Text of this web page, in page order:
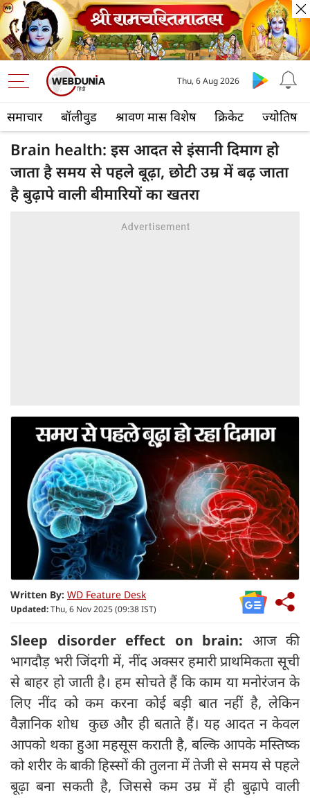
समाचार बॉलीवुड श्रावण मास विशेष क्रिकेट ज्योतिष
Thu, 6 Aug 2026
Brain health: इस आदत से इंसानी दिमाग हो
जाता है समय से पहले बूढ़ा, छोटी उम्र में बढ़ जाता
है बुढ़ापे वाली बीमारियों का खतरा
Written By: WD Feature Desk
Updated:Thu, 6 Nov 2025 (09:38 IST)
Sleep disorder effect on brain: आज की
भागदौड़ भरी जिंदगी में, नींद अक्सर हमारी प्राथमिकता सूची
से बाहर हो जाती है। हम सोचते हैं कि काम या मनोरंजन के
लिए नींद को कम करना कोई बड़ी बात नहीं है, लेकिन
वैज्ञानिक शोध कुछ और ही बताते हैं। यह आदत न केवल
आपको थका हुआ महसूस कराती है, बल्कि आपके मस्तिष्क
को शरीर के बाकी हिस्सों की तुलना में तेजी से समय से पहले
बूढ़ा बना सकती है, जिससे कम उम्र में ही बुढ़ापे वाली